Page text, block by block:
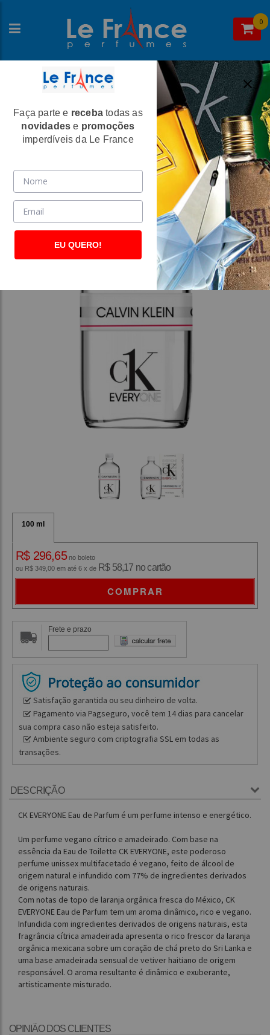
0
Home>Calvin Klein >Perfumes Unissex
CK Everyone Unissex Eau De Toilette -
Calvin Klein
(2621)
100 ml
R$ 296,65no boleto
ou R$ 349,00 em até 6 x de R$ 58,17 no cartão
COMPRAR
Frete e prazo
Satisfação garantida ou seu dinheiro de volta.
Pagamento via Pagseguro, você tem 14 dias para cancelar
sua compra caso não esteja satisfeito.
Ambiente seguro com criptografia SSL em todas as
transações.
DESCRIÇÃO
CK EVERYONE Eau de Parfum é um perfume intenso e energético.
Um perfume vegano cítrico e amadeirado. Com base na
essência da Eau de Toilette CK EVERYONE, este poderoso
perfume unissex multifacetado é vegano, feito de álcool de
origem natural e infundido com 77% de ingredientes derivados
de origens naturais.
Com notas de topo de laranja orgânica fresca do México, CK
EVERYONE Eau de Parfum tem um aroma dinâmico, rico e vegano.
Infundida com ingredientes derivados de origens naturais, esta
fragrância cítrica amadeirada apresenta o rico frescor da laranja
orgânica mexicana sobre um coração de chá preto do Sri Lanka e
uma base amadeirada sensual de vetiver haitiano de origem
responsável. O aroma resultante é dinâmico e exuberante,
artisticamente misturado.
OPINIÃO DOS CLIENTES
Faça parte e receba todas as
novidades e promoções
imperdíveis da Le France
EU QUERO!